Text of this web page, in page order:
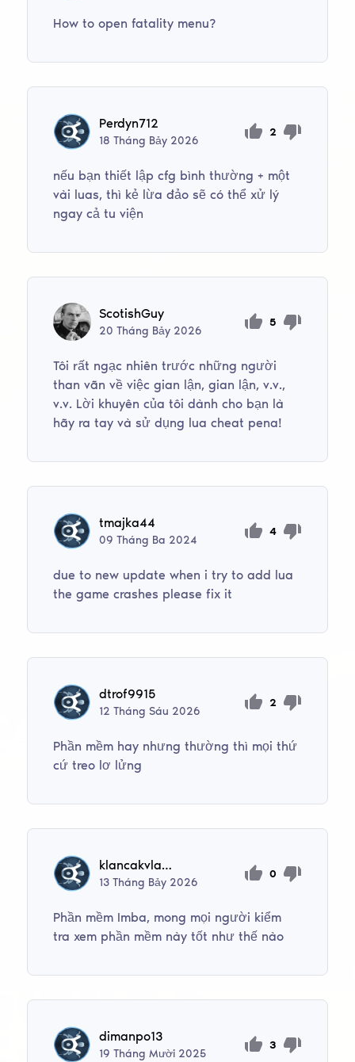
How to open fatality menu?
Perdyn712
18Tháng Bảy 2026
2
nếu bạn thiết lập cfg bình thường + một
vài luas, thì kẻ lừa đảo sẽ có thể xử lý
ngay cả tu viện
ScotishGuy
20Tháng Bảy 2026
5
Tôi rất ngạc nhiên trước những người
than vãn về việc gian lận, gian lận, v.v.,
v.v. Lời khuyên của tôi dành cho bạn là
hãy ra tay và sử dụng lua cheat pena!
tmajka44
09Tháng Ba 2024
4
due to new update when i try to add lua
the game crashes please fix it
dtrof9915
12Tháng Sáu 2026
2
Phần mềm hay nhưng thường thì mọi thứ
cứ treo lơ lửng
klancakvladislav93
13Tháng Bảy 2026
0
Phần mềm Imba, mong mọi người kiểm
tra xem phần mềm này tốt như thế nào
dimanpo13
19Tháng Mười 2025
3